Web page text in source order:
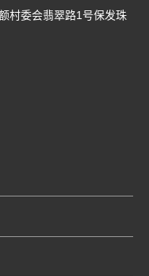
村委会翡翠路1号保发珠